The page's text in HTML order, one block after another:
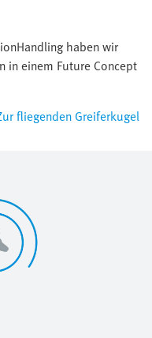
haben wir
in einem Future Concept
fliegenden Greiferkugel